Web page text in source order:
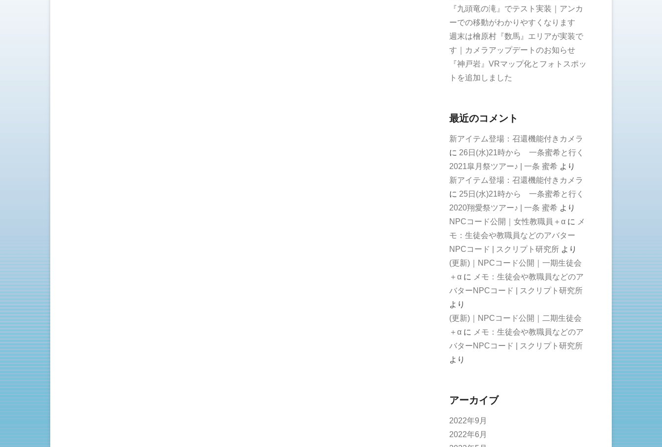
『九頭竜の滝』でテスト実装｜アンカ
ーでの移動がわかりやすくなります
週末は檜原村『数馬』エリアが実装で
す｜カメラアップデートのお知らせ
『神戸岩』VRマップ化とフォトスポッ
トを追加しました
最近のコメント
新アイテム登場：召還機能付きカメラ
に 26日(水)21時から 一条蜜希と行く
2021皐月祭ツアー♪ | 一条 蜜希 より
新アイテム登場：召還機能付きカメラ
に 25日(水)21時から 一条蜜希と行く
2020翔愛祭ツアー♪ | 一条 蜜希 より
NPCコード公開｜女性教職員＋α に メ
モ：生徒会や教職員などのアバター
NPCコード | スクリプト研究所 より
(更新)｜NPCコード公開｜一期生徒会
＋α に メモ：生徒会や教職員などのア
バターNPCコード | スクリプト研究所
より
(更新)｜NPCコード公開｜二期生徒会
＋α に メモ：生徒会や教職員などのア
バターNPCコード | スクリプト研究所
より
アーカイブ
2022年9月
2022年6月